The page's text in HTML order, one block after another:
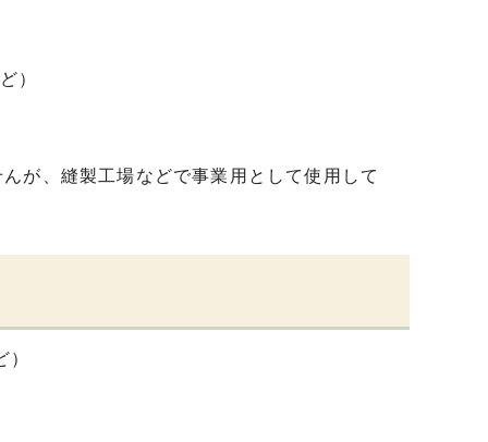
）
が、縫製工場などで事業用として使用して